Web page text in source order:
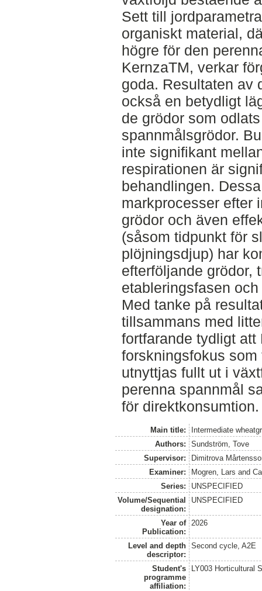
Sett till
organiskt material,
högre för den
KernzaTM, verkar
goda. Resultaten av
också en betydligt
de grödor som
spannmålsgrödor.
inte signifikant
respirationen är
behandlingen.
markprocesser efter
grödor och även
(såsom tidpunkt för
plöjningsdjup) har
efterföljande grödor,
etableringsfasen
Med tanke på
tillsammans med
fortfarande tydligt att
forskningsfokus
utnyttjas fullt ut i
perenna spannmål
för direktkonsumtion.
Main title:
Intermediate
Authors:
Sundström, Tove
Supervisor:
Dimitrova
Examiner:
Mogren, Lars and
Series:
UNSPECIFIED
Volume/Sequential
designation:
UNSPECIFIED
Year of
Publication:
2026
Level and depth
descriptor:
Second cycle, A2E
Student's
programme
affiliation:
LY003 Horticultural